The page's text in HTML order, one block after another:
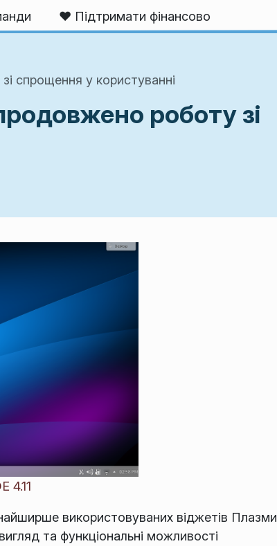
❤️ Підтримати фінансово
спрощення у користуванні
роботу зі
4.11
використовуваних віджетів Плазми
та функціональні можливості